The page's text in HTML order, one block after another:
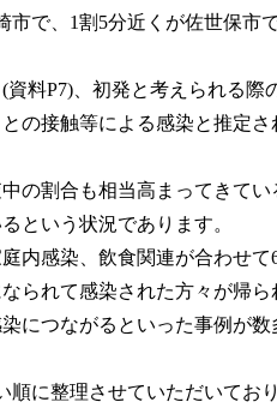
で、1割5分近くが佐世保市
料P7)、初発と考えられる際
の接触等による感染と推定
の割合も相当高まってきてい
という状況であります。
内感染、飲食関連が合わせて
られて感染された方々が帰
につながるといった事例が
に整理させていただいてお